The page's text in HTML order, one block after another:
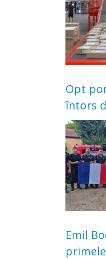
Opt
întors
Franța.
incendii
pădure
Emil